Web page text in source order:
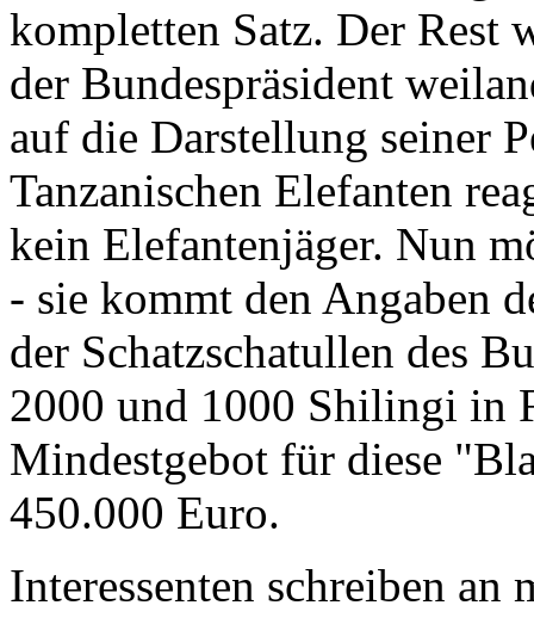
kompletten Satz. Der Rest
der Bundespräsident
auf die Darstellung seiner
Tanzanischen Elefanten
kein Elefantenjäger. Nun
- sie kommt den Angaben
der Schatzschatullen des
2000 und 1000 Shilingi in
Mindestgebot für diese
450.000 Euro.
Interessenten schreiben